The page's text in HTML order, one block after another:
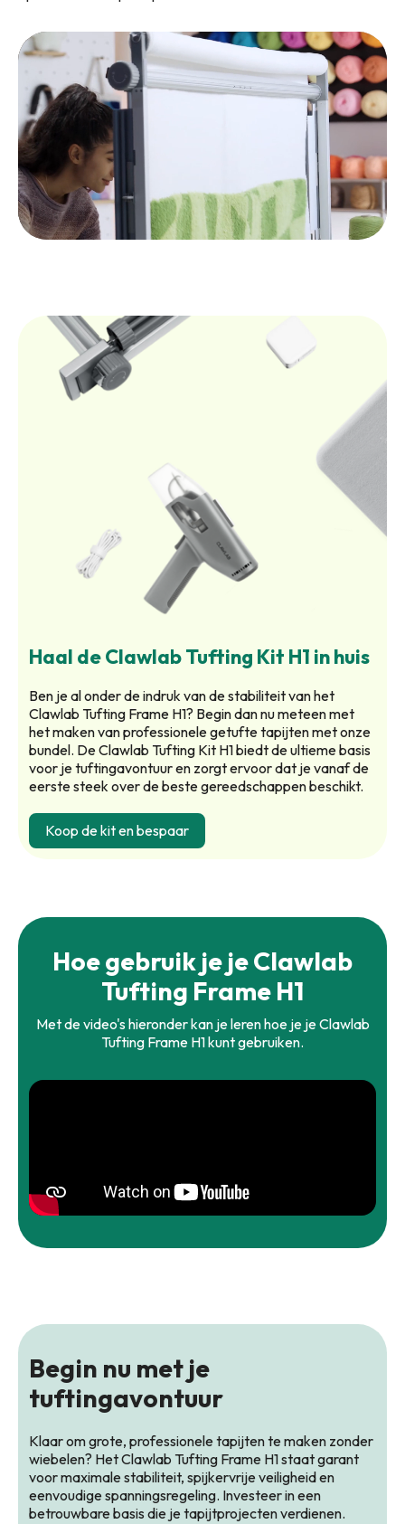
Haal de Clawlab Tufting Kit H1 in huis
Ben je al onder de indruk van de stabiliteit van het
Clawlab Tufting Frame H1? Begin dan nu meteen met
het maken van professionele getufte tapijten met onze
bundel. De Clawlab Tufting Kit H1 biedt de ultieme basis
voor je tuftingavontuur en zorgt ervoor dat je vanaf de
eerste steek over de beste gereedschappen beschikt.
Koop de kit en bespaar
Hoe gebruik je je Clawlab
Tufting Frame H1
Met de video's hieronder kan je leren hoe je je Clawlab
Tufting Frame H1 kunt gebruiken.
Begin nu met je
tuftingavontuur
Klaar om grote, professionele tapijten te maken zonder
wiebelen? Het Clawlab Tufting Frame H1 staat garant
voor maximale stabiliteit, spijkervrije veiligheid en
eenvoudige spanningsregeling. Investeer in een
betrouwbare basis die je tapijtprojecten verdienen.